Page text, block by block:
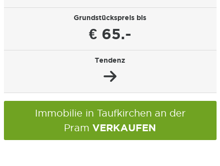
Grundstückspreis bis
€ 65.-
Tendenz
Immobilie in Taufkirchen an der
Pram VERKAUFEN